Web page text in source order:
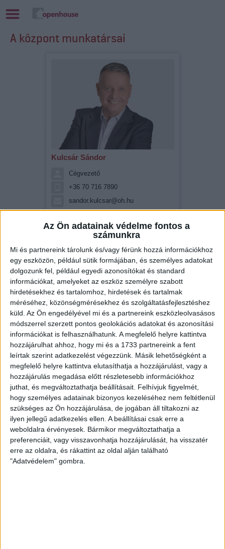
Az Ön adatainak védelme fontos a
számunkra
Mi és partnereink tárolunk és/vagy férünk hozzá információkhoz
egy eszközön, például sütik formájában, és személyes adatokat
dolgozunk fel, például egyedi azonosítókat és standard
információkat, amelyeket az eszköz személyre szabott
hirdetésekhez és tartalomhoz, hirdetések és tartalmak
méréséhez, közönségmérésekhez és szolgáltatásfejlesztéshez
küld. Az Ön engedélyével mi és a partnereink eszközleolvasásos
módszerrel szerzett pontos geolokációs adatokat és azonosítási
információkat is felhasználhatunk. A megfelelő helyre kattintva
hozzájárulhat ahhoz, hogy mi és a 1733 partnereink a fent
leírtak szerint adatkezelést végezzünk. Másik lehetőségként a
megfelelő helyre kattintva elutasíthatja a hozzájárulást, vagy a
hozzájárulás megadása előtt részletesebb információkhoz
juthat, és megváltoztathatja beállításait. Felhívjuk figyelmét,
hogy személyes adatainak bizonyos kezeléséhez nem feltétlenül
szükséges az Ön hozzájárulása, de jogában áll tiltakozni az
ilyen jellegű adatkezelés ellen. A beállításai csak erre a
weboldalra érvényesek. Bármikor megváltoztathatja a
preferenciáit, vagy visszavonhatja hozzájárulását, ha visszatér
erre az oldalra, és rákattint az oldal alján található
"Adatvédelem" gombra.
A központ munkatársai
Kulcsár Sándor
Cégvezető
+36 70 716 7890
sandor.kulcsar@oh.hu
Pap Csilla
Hálózattámogató Asszisztens
+36-70-716-7899
csilla.pap@oh.hu